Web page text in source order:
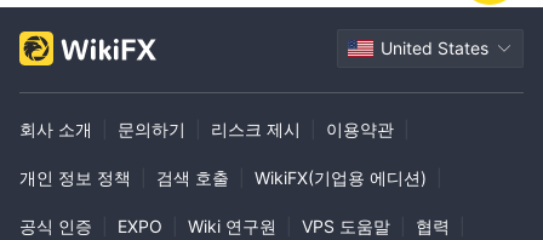
United States
회사 소개 문의하기 리스크 제시 이용약관
개인 정보 정책 검색 호출 WikiFX(기업용 에디션)
공식 인증 EXPO Wiki 연구원 VPS 도움말 협력